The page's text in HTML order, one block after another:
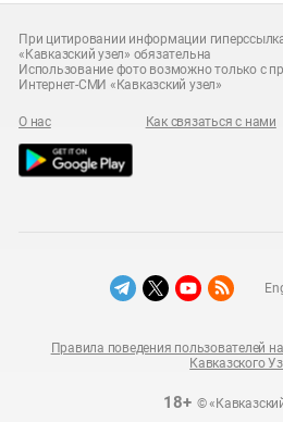
При цитировании информации
«Кавказский узел» обязательна
Использование фото возможно только с
Интернет-СМИ «Кавказский узел»
О нас Как связаться с нами
18+©
Правила поведения пользователей
Кавказского